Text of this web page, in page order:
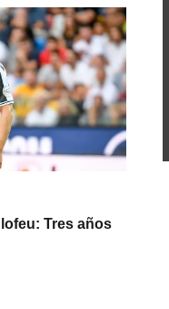
Tres años
Javi